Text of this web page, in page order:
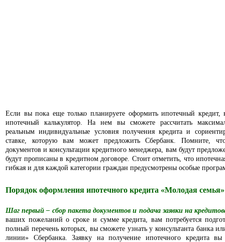
Если вы пока еще только планируете оформить ипотечный
ипотечный калькулятор. На нем вы сможете рассчитать
реальным индивидуальные условия получения кредита и
ставке, которую вам может предложить Сбербанк. Помните,
документов и консультации кредитного менеджера, вам будут
будут прописаны в кредитном договоре. Стоит отметить, что
гибкая и для каждой категории граждан предусмотрены особые
Порядок оформления ипотечного кредита «Молодая семья»
Шаг первый – сбор пакета документов и подача заявки на
ваших пожеланий о сроке и сумме кредита, вам потребуется
полный перечень которых, вы сможете узнать у консультанта банка
линии» Сбербанка. Заявку на получение ипотечного кредита